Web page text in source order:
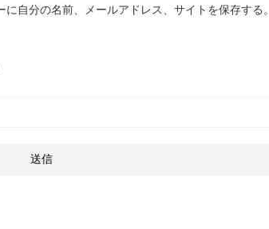
自分の名前、メールアドレス、サイトを保存する。